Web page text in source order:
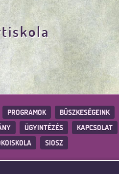
PROGRAMOK
BÜSZKESÉGEINK
ÜGYINTÉZÉS
KAPCSOLAT
SIOSZ